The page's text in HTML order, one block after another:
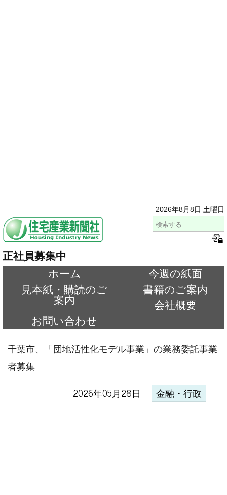
2026年8月8日 土曜日
正社員募集中
ホーム
今週の紙面
見本紙・購読のご
案内
書籍のご案内
会社概要
お問い合わせ
千葉市、「団地活性化モデル事業」の業務委託事業
者募集
2026年05月28日 金融・行政